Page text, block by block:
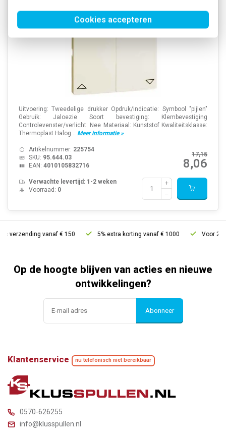
Cookies accepteren
Uitvoering: Tweedelige drukker Opdruk/indicatie: Symbool "pijlen"
Gebruik: Jaloezie Soort bevestiging: Klembevestiging
Controlevenster/verlicht: Nee Materiaal: Kunststof Kwaliteitsklasse:
Thermoplast Halog... Meer informatie »
17,15
8,06
Artikelnummer: 225754
SKU: 95.644.03
EAN: 4010105832716
Verwachte levertijd: 1-2 weken
Voorraad: 0
verzending vanaf € 150 5% extra korting vanaf € 1000 Voor 21u
Op de hoogte blijven van acties en nieuwe
ontwikkelingen?
Abonneer
Klantenservice nu telefonisch niet bereikbaar
0570-626255
info@klusspullen.nl